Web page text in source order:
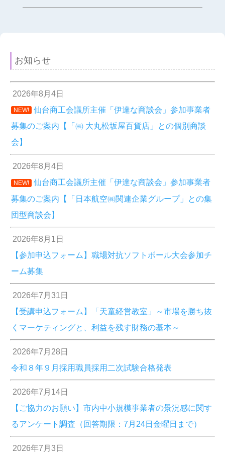
お知らせ
2026年8月4日
NEW!
仙台商工会議所主催「伊達な商談会」参加事業者
募集のご案内【「㈱ 大丸松坂屋百貨店」との個別商談
会】
2026年8月4日
NEW!
仙台商工会議所主催「伊達な商談会」参加事業者
募集のご案内【「日本航空㈱関連企業グループ」との集
団型商談会】
2026年8月1日
【参加申込フォーム】職場対抗ソフトボール大会参加チ
ーム募集
2026年7月31日
【受講申込フォーム】「天童経営教室」～市場を勝ち抜
くマーケティングと、利益を残す財務の基本～
2026年7月28日
令和８年９月採用職員採用二次試験合格発表
2026年7月14日
【ご協力のお願い】市内中小規模事業者の景況感に関す
るアンケート調査（回答期限：7月24日金曜日まで）
2026年7月3日